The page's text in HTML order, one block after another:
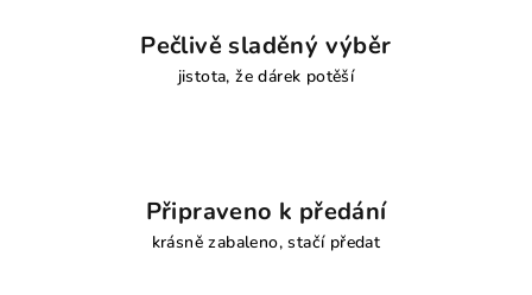
Pečlivě sladěný výběr
jistota, že dárek potěší
Připraveno k předání
krásně zabaleno, stačí předat